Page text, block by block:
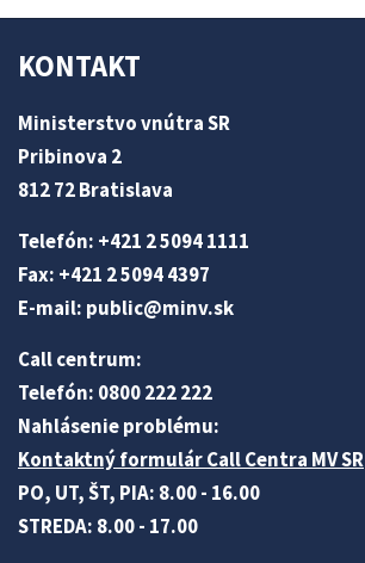
KONTAKT
Ministerstvo vnútra SR
Pribinova 2
812 72 Bratislava
Telefón: +421 2 5094 1111
Fax: +421 2 5094 4397
E-mail: public@minv.sk
Call centrum:
Telefón: 0800 222 222
Nahlásenie problému:
Kontaktný formulár Call Centra MV SR
PO, UT, ŠT, PIA: 8.00 - 16.00
STREDA: 8.00 - 17.00